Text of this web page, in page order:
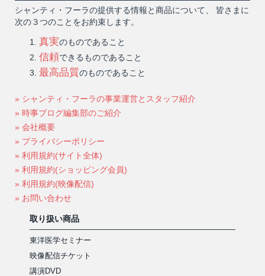
シャンティ・フーラの提供する情報と商品について、 皆さまに
次の３つのことをお約束します。
真実のものであること
信頼できるものであること
最高品質のものであること
» シャンティ・フーラの事業運営とスタッフ紹介
» 時事ブログ編集部のご紹介
» 会社概要
» プライバシーポリシー
» 利用規約(サイト全体)
» 利用規約(ショッピング会員)
» 利用規約(映像配信)
» お問い合わせ
取り扱い商品
東洋医学セミナー
映像配信チケット
講演DVD